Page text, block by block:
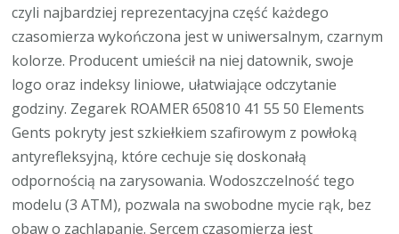
czyli najbardziej reprezentacyjna część każdego
czasomierza wykończona jest w uniwersalnym, czarnym
kolorze. Producent umieścił na niej datownik, swoje
logo oraz indeksy liniowe, ułatwiające odczytanie
godziny. Zegarek ROAMER 650810 41 55 50 Elements
Gents pokryty jest szkiełkiem szafirowym z powłoką
antyrefleksyjną, które cechuje się doskonałą
odpornością na zarysowania. Wodoszczelność tego
modelu (3 ATM), pozwala na swobodne mycie rąk, bez
obaw o zachlapanie. Sercem czasomierza jest